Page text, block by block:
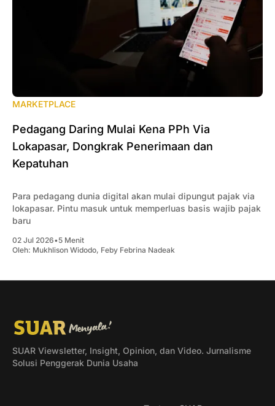
MARKETPLACE
Pedagang Daring Mulai Kena PPh Via
Lokapasar, Dongkrak Penerimaan dan
Kepatuhan
Para pedagang dunia digital akan mulai dipungut pajak via
lokapasar. Pintu masuk untuk memperluas basis wajib pajak
baru
02 Jul 2026•5 Menit
Oleh: Mukhlison Widodo, Feby Febrina Nadeak
SUAR Viewsletter, Insight, Opinion, dan Video. Jurnalisme
Solusi Penggerak Dunia Usaha